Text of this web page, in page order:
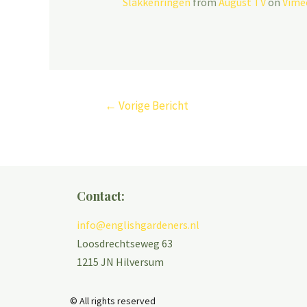
← Vorige Bericht
Contact:
info@englishgardeners.nl
Loosdrechtseweg 63
1215 JN Hilversum
© All rights reserved